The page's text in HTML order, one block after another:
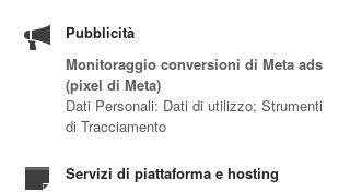
Pubblicità
Monitoraggio conversioni di Meta ads
(pixel di Meta)
Dati Personali: Dati di utilizzo; Strumenti
di Tracciamento
Servizi di piattaforma e hosting